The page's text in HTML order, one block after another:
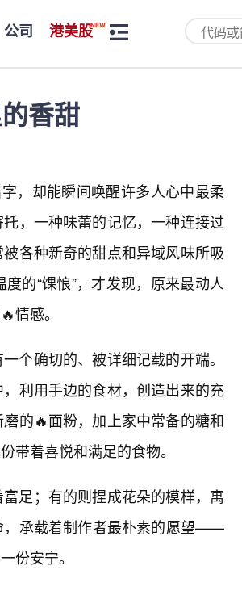
公司 港美股
香甜
，却能瞬间唤醒许多人心中最柔
，一种味蕾的记忆，一种连接过
各种新奇的甜点和异域风味所吸
的“馃悢”，才发现，原来最动人
情感。
个确切的、被详细记载的开端。
利用手边的食材，创造出来的充
的🔥面粉，加上家中常备的糖和
带着喜悦和满足的食物。
足；有的则捏成花朵的模样，寓
，承载着制作者最朴素的愿望——
份安宁。